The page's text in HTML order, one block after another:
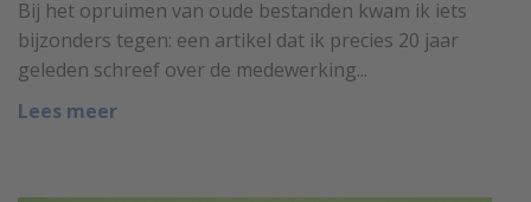
Bij het opruimen van oude bestanden kwam ik iets
bijzonders tegen: een artikel dat ik precies 20 jaar
geleden schreef over de medewerking...
Lees meer